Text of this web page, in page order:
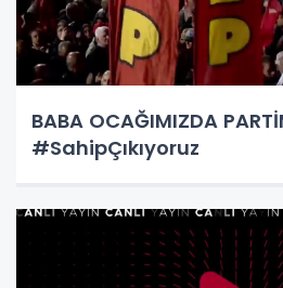
BABA OCAĞIMIZDA
#SahipÇıkıyoruz